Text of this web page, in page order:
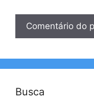
Busca